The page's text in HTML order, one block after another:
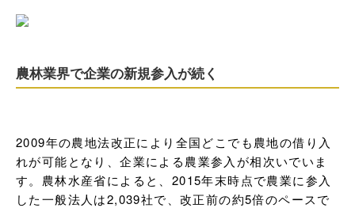
農林業界で企業の新規参入が続く
2009年の農地法改正により全国どこでも農地の借り入
れが可能となり、企業による農業参入が相次いでいま
す。農林水産省によると、2015年末時点で農業に参入
した一般法人は2,039社で、改正前の約5倍のペースで